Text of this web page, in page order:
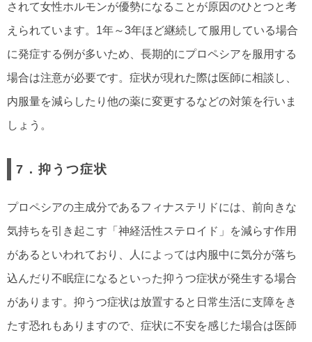
されて女性ホルモンが優勢になることが原因のひとつと考
えられています。1年～3年ほど継続して服用している場合
に発症する例が多いため、長期的にプロペシアを服用する
場合は注意が必要です。症状が現れた際は医師に相談し、
内服量を減らしたり他の薬に変更するなどの対策を行いま
しょう。
7．抑うつ症状
プロペシアの主成分であるフィナステリドには、前向きな
気持ちを引き起こす「神経活性ステロイド」を減らす作用
があるといわれており、人によっては内服中に気分が落ち
込んだり不眠症になるといった抑うつ症状が発生する場合
があります。抑うつ症状は放置すると日常生活に支障をき
たす恐れもありますので、症状に不安を感じた場合は医師